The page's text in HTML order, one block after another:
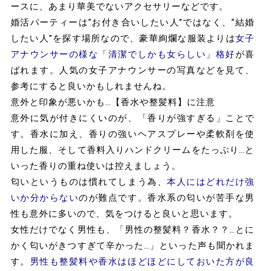
ースに、あまり華美でないアクセサリーなどです。
婚活パーティーは“お付き合いしたい人”ではなく、“結婚
したい人”を探す場所なので、豪華絢爛な服装よりは女子
アナウンサーの様な「清潔でしかも女らしい」格好が喜
ばれます。人気の女子アナウンサーの写真などを見て、
参考にすると良いかもしれませんね。
意外と印象が悪いかも…【香水や整髪料】に注意
意外に気が付きにくいのが、「香りが強すぎる」ことで
す。香水に加え、香りの強いヘアスプレーや柔軟剤を使
用した服、そして香料入りハンドクリームをたっぷり…と
いった香りの重ね使いは控えましょう。
匂いというものは慣れてしまう為、本人にはどれだけ強
いか分からないのが難点です。香水系の匂いが苦手な男
性も意外に多いので、気をつけると良いと思います。
女性だけでなく男性も、「男性の整髪料？香水？？…とに
かく匂いがきつすぎて辛かった…」といった声も聞かれま
す。 男性も整髪料や香水はほどほどにしておいた方が良